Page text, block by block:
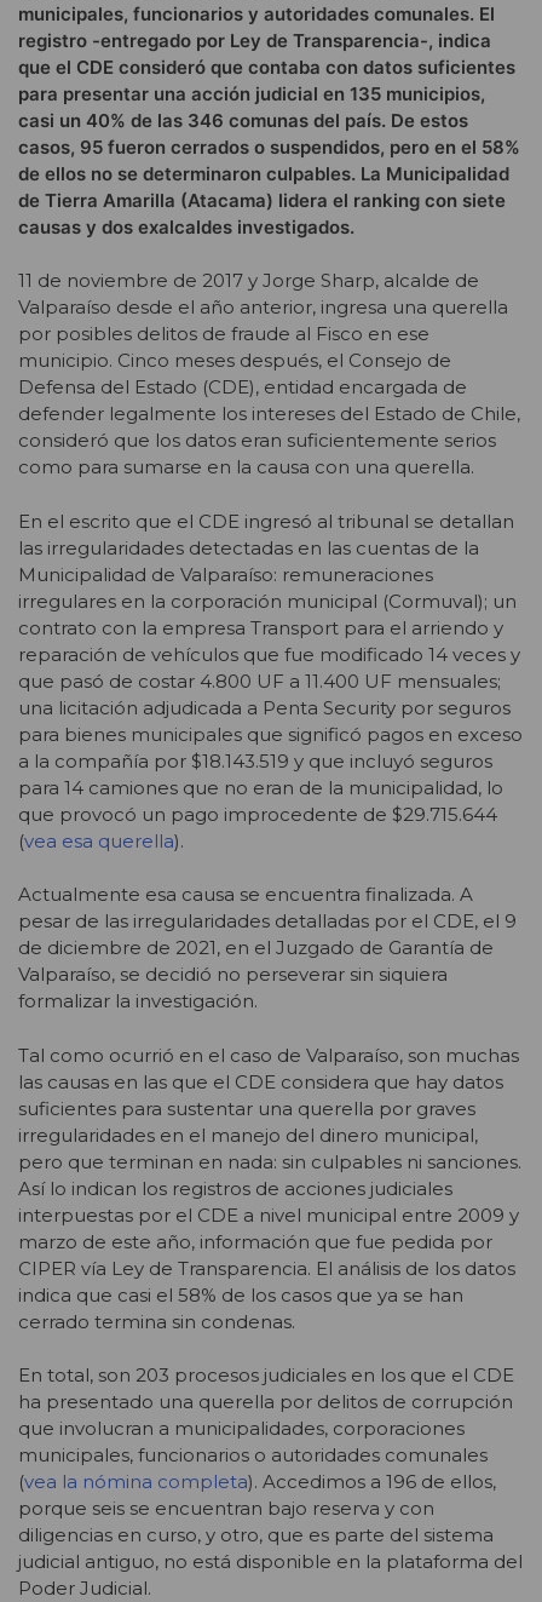
municipales, funcionarios y autoridades comunales. El
registro -entregado por Ley de Transparencia-, indica
que el CDE consideró que contaba con datos suficientes
para presentar una acción judicial en 135 municipios,
casi un 40% de las 346 comunas del país. De estos
casos, 95 fueron cerrados o suspendidos, pero en el 58%
de ellos no se determinaron culpables. La Municipalidad
de Tierra Amarilla (Atacama) lidera el ranking con siete
causas y dos exalcaldes investigados.
11 de noviembre de 2017 y Jorge Sharp, alcalde de
Valparaíso desde el año anterior, ingresa una querella
por posibles delitos de fraude al Fisco en ese
municipio. Cinco meses después, el Consejo de
Defensa del Estado (CDE), entidad encargada de
defender legalmente los intereses del Estado de Chile,
consideró que los datos eran suficientemente serios
como para sumarse en la causa con una querella.
En el escrito que el CDE ingresó al tribunal se detallan
las irregularidades detectadas en las cuentas de la
Municipalidad de Valparaíso: remuneraciones
irregulares en la corporación municipal (Cormuval); un
contrato con la empresa Transport para el arriendo y
reparación de vehículos que fue modificado 14 veces y
que pasó de costar 4.800 UF a 11.400 UF mensuales;
una licitación adjudicada a Penta Security por seguros
para bienes municipales que significó pagos en exceso
a la compañía por $18.143.519 y que incluyó seguros
para 14 camiones que no eran de la municipalidad, lo
que provocó un pago improcedente de $29.715.644
(vea esa querella).
Actualmente esa causa se encuentra finalizada. A
pesar de las irregularidades detalladas por el CDE, el 9
de diciembre de 2021, en el Juzgado de Garantía de
Valparaíso, se decidió no perseverar sin siquiera
formalizar la investigación.
Tal como ocurrió en el caso de Valparaíso, son muchas
las causas en las que el CDE considera que hay datos
suficientes para sustentar una querella por graves
irregularidades en el manejo del dinero municipal,
pero que terminan en nada: sin culpables ni sanciones.
Así lo indican los registros de acciones judiciales
interpuestas por el CDE a nivel municipal entre 2009 y
marzo de este año, información que fue pedida por
CIPER vía Ley de Transparencia. El análisis de los datos
indica que casi el 58% de los casos que ya se han
cerrado termina sin condenas.
En total, son 203 procesos judiciales en los que el CDE
ha presentado una querella por delitos de corrupción
que involucran a municipalidades, corporaciones
municipales, funcionarios o autoridades comunales
(vea la nómina completa). Accedimos a 196 de ellos,
porque seis se encuentran bajo reserva y con
diligencias en curso, y otro, que es parte del sistema
judicial antiguo, no está disponible en la plataforma del
Poder Judicial.